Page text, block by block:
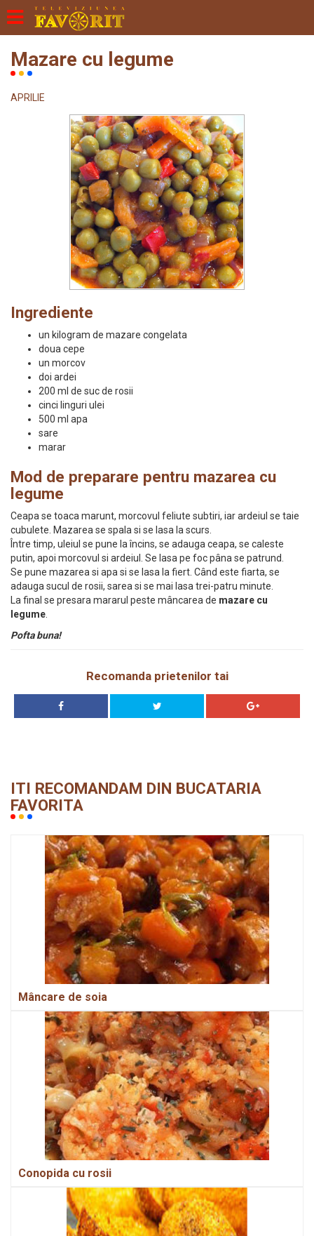
Mazare cu legume
APRILIE
Ingrediente
un kilogram de mazare congelata
doua cepe
un morcov
doi ardei
200 ml de suc de rosii
cinci linguri ulei
500 ml apa
sare
marar
Mod de preparare pentru mazarea cu
legume
Ceapa se toaca marunt, morcovul feliute subtiri, iar ardeiul se taie
cubulete. Mazarea se spala si se lasa la scurs.
Între timp, uleiul se pune la încins, se adauga ceapa, se caleste
putin, apoi morcovul si ardeiul. Se lasa pe foc pâna se patrund.
Se pune mazarea si apa si se lasa la fiert. Când este fiarta, se
adauga sucul de rosii, sarea si se mai lasa trei-patru minute.
La final se presara mararul peste mâncarea de mazare cu
legume
Pofta buna!
Recomanda prietenilor tai
ITI RECOMANDAM DIN BUCATARIA
FAVORITA
Mâncare de soia
Conopida cu rosii